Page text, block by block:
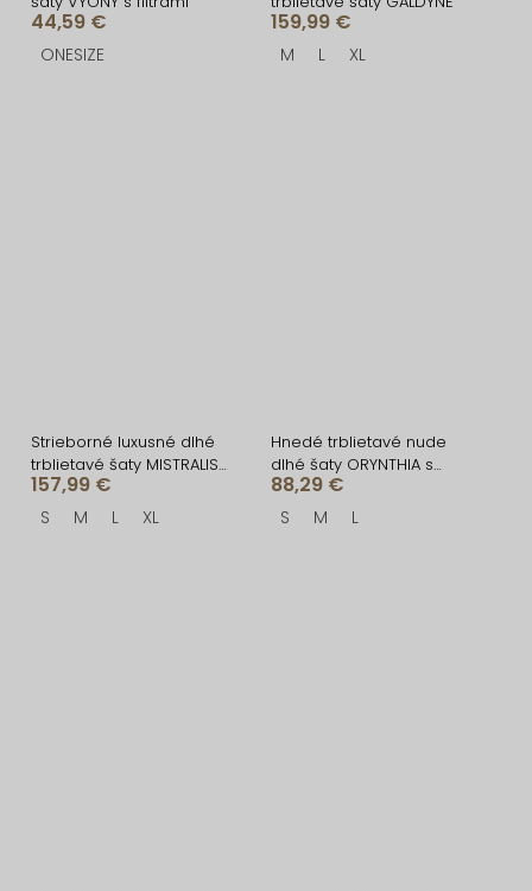
44,59 €
ONESIZE
159,99 €
M L XL
Strieborné luxusné dlhé
trblietavé šaty MISTRALIS
s rázporkom
157,99 €
S M L XL
Hnedé trblietavé nude
dlhé šaty ORYNTHIA s
kamienkami
88,29 €
S M L